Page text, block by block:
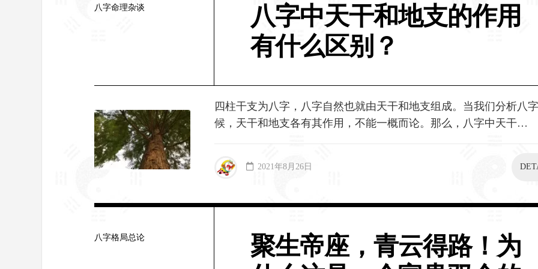
八字命理杂谈
八字中天干和地支的作用
有什么区别？
四柱干支为八字，八字自然也就由天干和地支组成。当我们分析八
候，天干和地支各有其作用，不能一概而论。那么，八字中天干…
2021年8月26日
八字格局总论
聚生帝座，青云得路！为